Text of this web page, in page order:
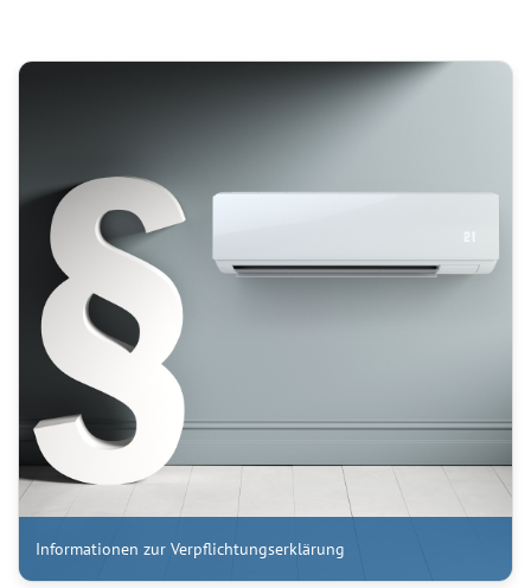
Informationen zur Verpflichtungserklärung